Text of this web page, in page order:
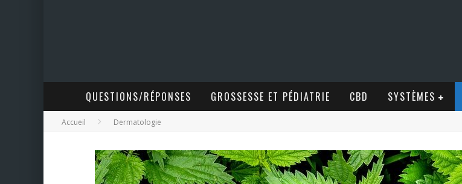
QUESTIONS/RÉPONSES GROSSESSE ET PÉDIATRIE CBD SYSTÈMES
Accueil Dermatologie